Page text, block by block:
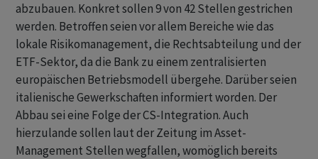
abzubauen. Konkret sollen 9 von 42 Stellen gestrichen
werden. Betroffen seien vor allem Bereiche wie das
lokale Risikomanagement, die Rechtsabteilung und der
ETF-Sektor, da die Bank zu einem zentralisierten
europäischen Betriebsmodell übergehe. Darüber seien
italienische Gewerkschaften informiert worden. Der
Abbau sei eine Folge der CS-Integration. Auch
hierzulande sollen laut der Zeitung im Asset-
Management Stellen wegfallen, womöglich bereits